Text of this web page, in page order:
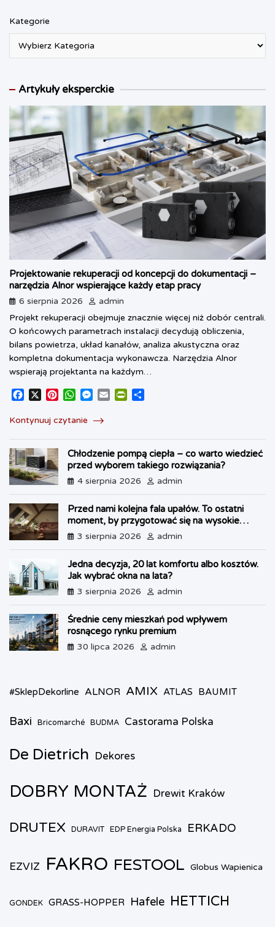
Kategorie
Artykuły eksperckie
Projektowanie rekuperacji od koncepcji do dokumentacji –
narzędzia Alnor wspierające każdy etap pracy
6 sierpnia 2026
admin
Projekt rekuperacji obejmuje znacznie więcej niż dobór centrali.
O końcowych parametrach instalacji decydują obliczenia,
bilans powietrza, układ kanałów, analiza akustyczna oraz
kompletna dokumentacja wykonawcza. Narzędzia Alnor
wspierają projektanta na każdym…
c
o
o
k
X
n
t
W
a
A
p
p
M
s
n
g
e
r
F
r
i
e
n
d
y
Kontynuuj czytanie
Chłodzenie pompą ciepła – co warto wiedzieć
przed wyborem takiego rozwiązania?
4 sierpnia 2026 admin
Przed nami kolejna fala upałów. To ostatni
moment, by przygotować się na wysokie
temperatury
3 sierpnia 2026 admin
Jedna decyzja, 20 lat komfortu albo kosztów.
Jak wybrać okna na lata?
3 sierpnia 2026 admin
Średnie ceny mieszkań pod wpływem
rosnącego rynku premium
30 lipca 2026 admin
#SklepDekorline ALNOR AMIX ATLAS BAUMIT
Baxi Bricomarché BUDMA Castorama Polska
De Dietrich Dekores
DOBRY MONTAŻ Drewit Kraków
DRUTEX DURAVIT EDP Energia Polska ERKADO
EZVIZ FAKRO FESTOOL Globus Wapienica
GONDEK GRASS-HOPPER Hafele HETTICH